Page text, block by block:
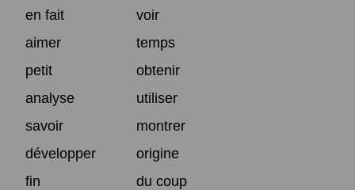
en fait
voir
aimer
temps
petit
obtenir
analyse
utiliser
savoir
montrer
développer
origine
fin
du coup